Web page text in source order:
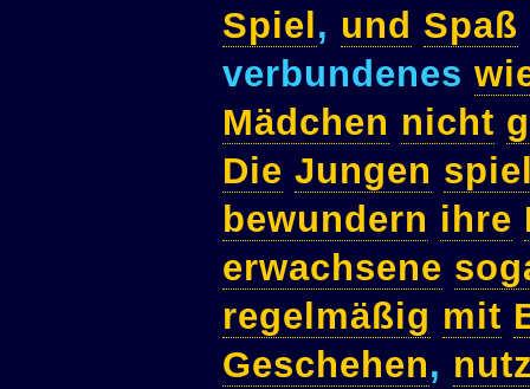
Spiel , und Spaß
verbundenes
Mädchen nicht
Die Jungen
bewundern ihre
erwachsene
regelmäßig mit
Geschehen,